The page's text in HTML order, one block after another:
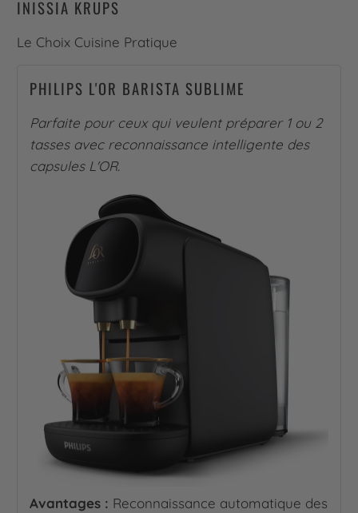
INISSIA KRUPS
Le Choix Cuisine Pratique
PHILIPS L'OR BARISTA SUBLIME
Parfaite pour ceux qui veulent préparer 1 ou 2
tasses avec reconnaissance intelligente des
capsules L'OR.
Avantages : Reconnaissance automatique des